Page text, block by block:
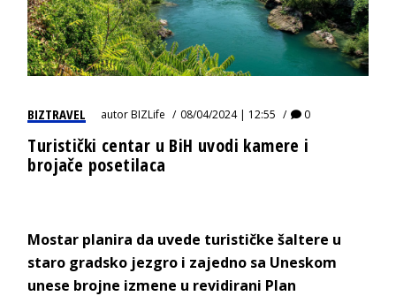
BIZTRAVEL autorBIZLife 08/04/2024 | 12:55 0
Turistički centar u BiH uvodi kamere i
brojače posetilaca
Mostar planira da uvede turističke šaltere u
staro gradsko jezgro i zajedno sa Uneskom
unese brojne izmene u revidirani Plan